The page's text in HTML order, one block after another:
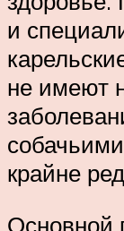
и
не имеют
крайне
Основной